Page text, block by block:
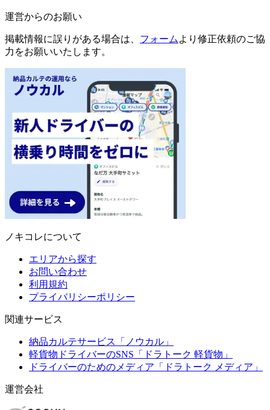
運営からのお願い
掲載情報に誤りがある場合は、 フォーム より修正依頼のご協
力をお願いいたします。
ノキコレについて
エリアから探す
お問い合わせ
利用規約
プライバリシーポリシー
関連サービス
納品カルテサービス「ノウカル」
軽貨物ドライバーのSNS「ドラトーク 軽貨物」
ドライバーのためのメディア「ドラトーク メディア」
運営会社